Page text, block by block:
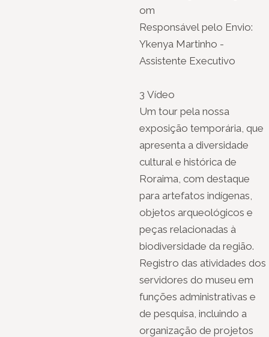
om
Responsável pelo Envio:
Ykenya Martinho -
Assistente Executivo
3 Vídeo
Um tour pela nossa
exposição temporária, que
apresenta a diversidade
cultural e histórica de
Roraima, com destaque
para artefatos indígenas,
objetos arqueológicos e
peças relacionadas à
biodiversidade da região.
Registro das atividades dos
servidores do museu em
funções administrativas e
de pesquisa, incluindo a
organização de projetos